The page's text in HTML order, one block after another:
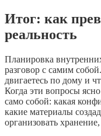
Итог: как
реальность
Планировка
разговор с самим
двигаетесь по дому и
Когда эти вопросы
само собой: какая
какие материалы
организовать